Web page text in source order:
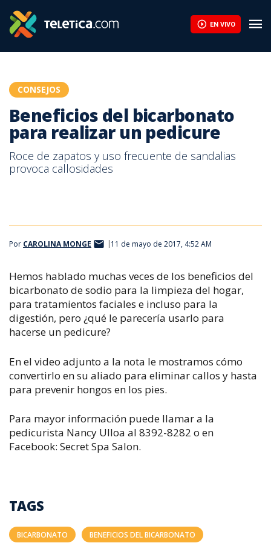
EN VIVO
CONSEJOS
Beneficios del bicarbonato
para realizar un pedicure
Roce de zapatos y uso frecuente de sandalias
provoca callosidades
Por CAROLINA MONGE 11 de mayo de 2017, 4:52 AM
Hemos hablado muchas veces de los beneficios del
bicarbonato de sodio para la limpieza del hogar,
para tratamientos faciales e incluso para la
digestión, pero ¿qué le parecería usarlo para
hacerse un pedicure?
En el video adjunto a la nota le mostramos cómo
convertirlo en su aliado para eliminar callos y hasta
para prevenir hongos en los pies.
Para mayor información puede llamar a la
pedicurista Nancy Ulloa al 8392-8282 o en
Facebook: Secret Spa Salon.
TAGS
BICARBONATO BENEFICIOS DEL BICARBONATO